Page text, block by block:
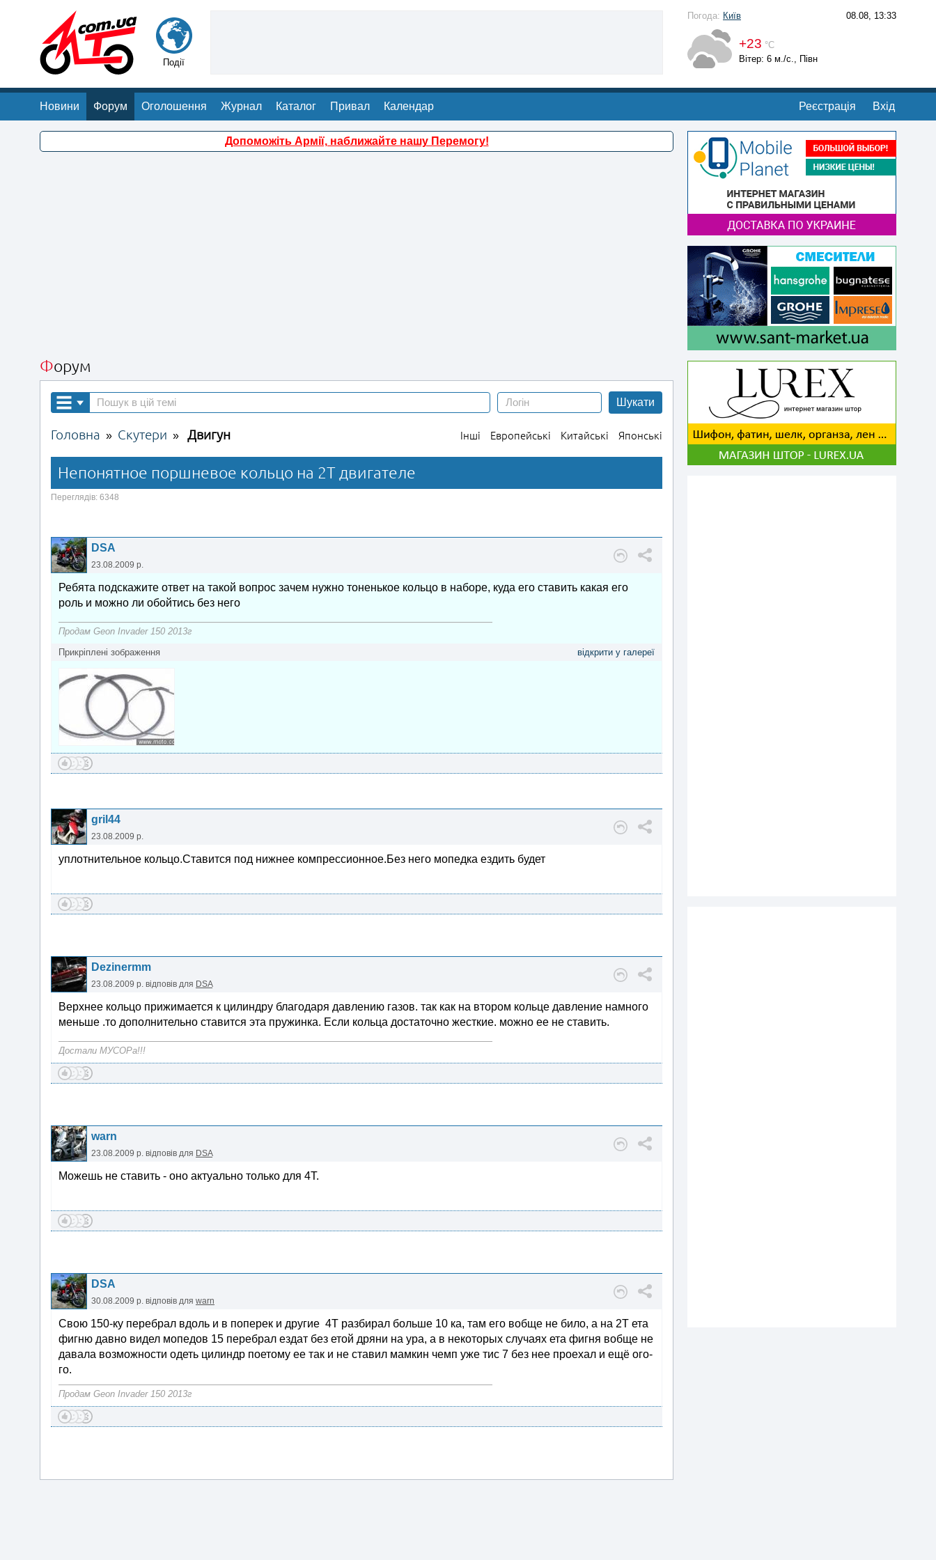
Події
Погода: Київ 08.08, 13:33
+23 °С
Вітер: 6 м./с., Півн
Новини Форум Оголошення Журнал Каталог Привал Календар Реєстрація Вхід
Допоможіть Армії, наближайте нашу Перемогу!
Форум
Шукати
Головна » Скутери » Двигун Інші Европейські Китайські Японські
Непонятное поршневое кольцо на 2Т двигателе
Переглядів: 6348
DSA
23.08.2009 р.
Ребята подскажите ответ на такой вопрос зачем нужно тоненькое кольцо в наборе, куда его ставить какая его
роль и можно ли обойтись без него
Продам Geon Invader 150 2013г
Прикріплені зображення
відкрити у галереї
gril44
23.08.2009 р.
уплотнительное кольцо.Ставится под нижнее компрессионное.Без него мопедка ездить будет
Dezinermm
23.08.2009 р. відповів для DSA
Верхнее кольцо прижимается к цилиндру благодаря давлению газов. так как на втором кольце давление намного
меньше .то дополнительно ставится эта пружинка. Если кольца достаточно жесткие. можно ее не ставить.
Достали МУСОРа!!!
warn
23.08.2009 р. відповів для DSA
Можешь не ставить - оно актуально только для 4Т.
DSA
30.08.2009 р. відповів для warn
Свою 150-ку перебрал вдоль и в поперек и другие 4Т разбирал больше 10 ка, там его вобще не било, а на 2Т ета
фигню давно видел мопедов 15 перебрал ездат без етой дряни на ура, а в некоторых случаях ета фигня вобще не
давала возможности одеть цилиндр поетому ее так и не ставил мамкин чемп уже тис 7 без нее проехал и ещё ого-
го.
Продам Geon Invader 150 2013г